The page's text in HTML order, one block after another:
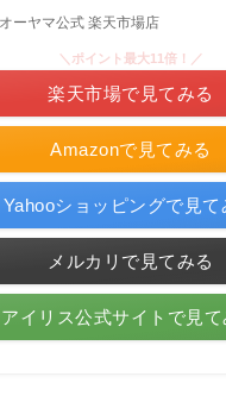
ーヤマ公式 楽天市場店
Amazonで見てみる
＼ポイント最大11倍！／
楽天市場で見てみる
Yahooショッピングで見て
メルカリで見てみる
アイリス公式サイトで見て